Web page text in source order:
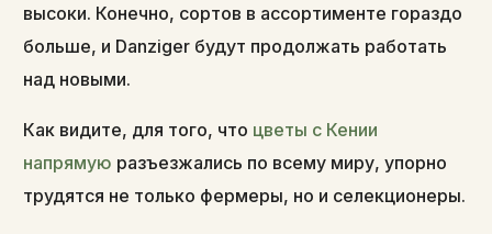
высоки. Конечно, сортов в ассортименте гораздо
больше, и Danziger будут продолжать работать
над новыми.
Как видите, для того, что цветы с Кении
напрямую разъезжались по всему миру, упорно
трудятся не только фермеры, но и селекционеры.